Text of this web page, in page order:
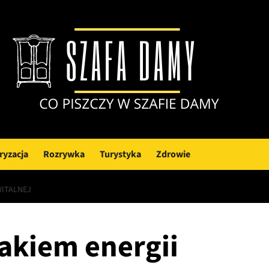
Rozrywka Turystyka Zdrowie
energii